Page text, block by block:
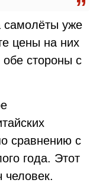
самолёты уже
цены на них
обе стороны с
сравнению с
года. Этот
человек.